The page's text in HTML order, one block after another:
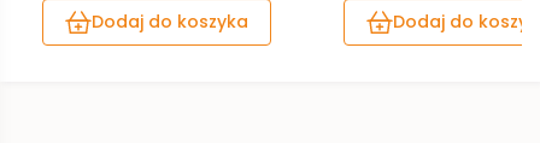
Dodaj do koszyka
Dodaj do